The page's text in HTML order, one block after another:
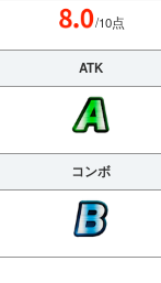
/10点
ATK
コンボ